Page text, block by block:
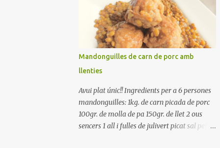
Renteu els pebrots i talleu-los a trossets.
Renteu les tomates i talleu-les a octaus.
Talleu les olives a rodanxes. Una hora abans
de portar a la taula, poseu els cigrons, ben
escorreguts, en un bol, amb la resta
d'ingredients: les tomates, el pebrot, la ceba,
(escorreguda), les olives i la tonyina
esmicolada. Amaniu amb sal i oli... bon
profit!!
Mandonguilles de carn de porc amb
llenties
Avui plat únic!! Ingredients per a 6 persones
mandonguilles: 1kg. de carn picada de porc
100gr. de molla de pa 150gr. de llet 2 ous
sencers 1 all i fulles de julivert picat sal pebre